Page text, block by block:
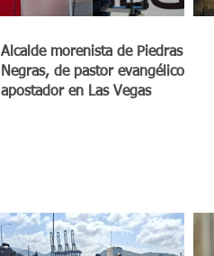
Alcalde morenista de Piedras
Negras, de pastor evangélico a
apostador en Las Vegas